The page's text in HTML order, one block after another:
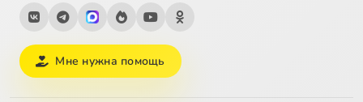
Мне нужна помощь